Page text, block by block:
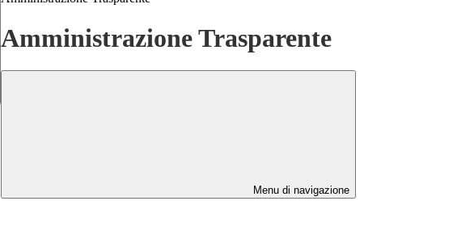
Amministrazione Trasparente
Menu di navigazione